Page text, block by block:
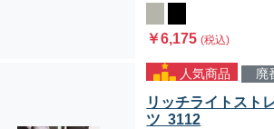
￥6,175(税込)
人気商品 廃
リッチライトスト
ツ 3112